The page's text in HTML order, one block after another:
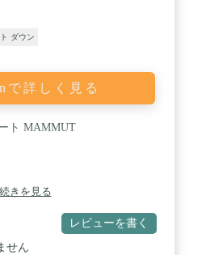
ダウン
で詳しく見る
ト MAMMUT
続きを見る
レビューを書く
せん